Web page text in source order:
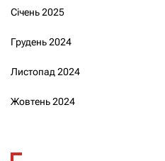
Січень 2025
Грудень 2024
Листопад 2024
Жовтень 2024